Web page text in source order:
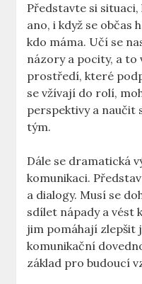
Představte si
ano, i když se občas
kdo máma. Učí se
názory a pocity, a to
prostředí, které
se vžívají do rolí,
perspektivy a naučit
tým.
Dále se dramatická
komunikaci.
a dialogy. Musí se
sdílet nápady a vést
jim pomáhají zlepšit
komunikační
základ pro budoucí